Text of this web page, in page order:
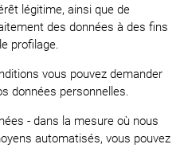
légitime, ainsi que de
des données à des fins
profilage.
vous pouvez demander
données personnelles.
- dans la mesure où nous
automatisés, vous pouvez